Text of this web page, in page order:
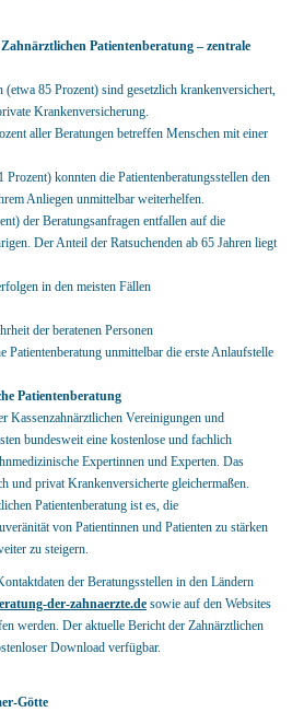
Patientenberatung – zentrale
85 Prozent) sind gesetzlich krankenversichert,
Krankenversicherung.
aller Beratungen betreffen Menschen mit einer
konnten die Patientenberatungsstellen den
Anliegen unmittelbar weiterhelfen.
der Beratungsanfragen entfallen auf die
Der Anteil der Ratsuchenden ab 65 Jahren liegt
in den meisten Fällen
der beratenen Personen
Patientenberatung unmittelbar die erste Anlaufstelle
Patientenberatung
Kassenzahnärztlichen Vereinigungen und
bundesweit eine kostenlose und fachlich
Expertinnen und Experten. Das
und privat Krankenversicherte gleichermaßen.
Patientenberatung ist es, die
von Patientinnen und Patienten zu stärken
zu steigern.
der Beratungsstellen in den Ländern
der-zahnaerzte.de sowie auf den Websites
werden. Der aktuelle Bericht der Zahnärztlichen
Download verfügbar.
Götte